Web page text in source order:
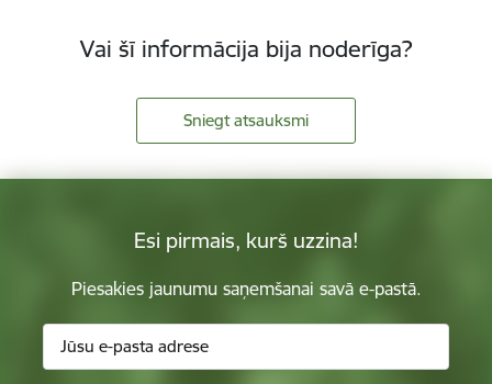
Vai šī informācija bija noderīga?
Sniegt atsauksmi
Esi pirmais, kurš uzzina!
Piesakies jaunumu saņemšanai savā e-pastā.